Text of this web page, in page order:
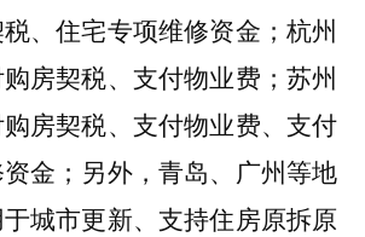
、住宅专项维修资金； 杭州
房契税、支付物业费； 苏州
房契税、支付物业费、支付
金；另外，青岛、广州等地
城市更新、支持住房原拆原